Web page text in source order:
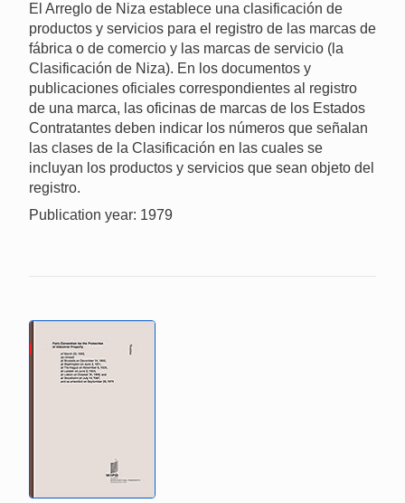
El Arreglo de Niza establece una clasificación de
productos y servicios para el registro de las marcas de
fábrica o de comercio y las marcas de servicio (la
Clasificación de Niza). En los documentos y
publicaciones oficiales correspondientes al registro
de una marca, las oficinas de marcas de los Estados
Contratantes deben indicar los números que señalan
las clases de la Clasificación en las cuales se
incluyan los productos y servicios que sean objeto del
registro.
Publication year: 1979